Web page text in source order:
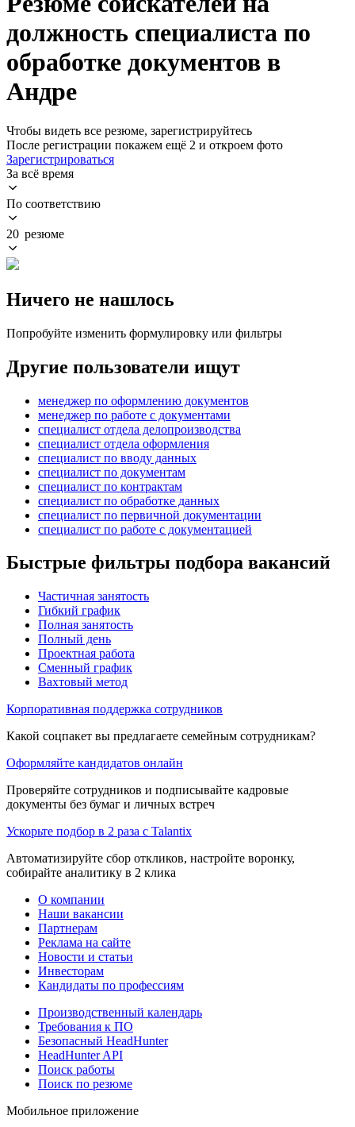
должность специалиста по
обработке документов в
Андре
Чтобы видеть все резюме, зарегистрируйтесь
После регистрации покажем ещё 2 и откроем фото
Зарегистрироваться
За всё время
По соответствию
20 резюме
Ничего не нашлось
Попробуйте изменить формулировку или фильтры
Другие пользователи ищут
менеджер по оформлению документов
менеджер по работе с документами
специалист отдела делопроизводства
специалист отдела оформления
специалист по вводу данных
специалист по документам
специалист по контрактам
специалист по обработке данных
специалист по первичной документации
специалист по работе с документацией
Быстрые фильтры подбора вакансий
Частичная занятость
Гибкий график
Полная занятость
Полный день
Проектная работа
Сменный график
Вахтовый метод
Корпоративная поддержка сотрудников
Какой соцпакет вы предлагаете семейным сотрудникам?
Оформляйте кандидатов онлайн
Проверяйте сотрудников и подписывайте кадровые
документы без бумаг и личных встреч
Ускорьте подбор в 2 раза с Talantix
Автоматизируйте сбор откликов, настройте воронку,
собирайте аналитику в 2 клика
О компании
Наши вакансии
Партнерам
Реклама на сайте
Новости и статьи
Инвесторам
Кандидаты по профессиям
Производственный календарь
Требования к ПО
Безопасный HeadHunter
HeadHunter API
Поиск работы
Поиск по резюме
Мобильное приложение